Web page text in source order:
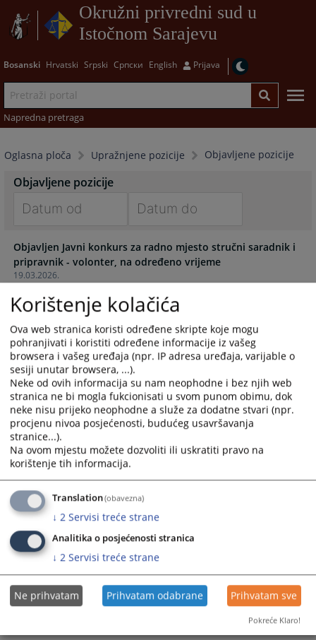
Okružni privredni sud u
Istočnom Sarajevu
Bosanski Hrvatski Srpski Српски English Prijava
Napredna pretraga
Oglasna ploča Upražnjene pozicije Objavljene pozicije
Objavljene pozicije
forward
to
interact
with
the
calendar
and
select
a
date.
Press
the
question
mark
key
to
get
the
keyboard
shortcuts
for
changing
dates.
forward
to
with
the
calendar
and
select
a
date.
Press
the
mark
key
to
get
the
shortcuts
for
changing
dates.
19.03.2026.
Objavljen Javni konkurs za radno mjesto stručni saradnik i
pripravnik - volonter, na određeno vrijeme
Korištenje kolačića
Ova web stranica koristi određene skripte koje mogu
pohranjivati i koristiti određene informacije iz vašeg
browsera i vašeg uređaja (npr. IP adresa uređaja, varijable o
sesiji unutar browsera, ...).
Neke od ovih informacija su nam neophodne i bez njih web
stranica ne bi mogla fukcionisati u svom punom obimu, dok
neke nisu prijeko neophodne a služe za dodatne stvari (npr.
procjenu nivoa posjećenosti, budućeg usavršavanja
stranice...).
Na ovom mjestu možete dozvoliti ili uskratiti pravo na
korištenje tih informacija.
Translation(obavezna)
↓ 2 Servisi treće strane
Analitika o posjećenosti stranica
↓ 2 Servisi treće strane
Ne prihvatam Prihvatam odabrane Prihvatam sve
Pokreće Klaro!